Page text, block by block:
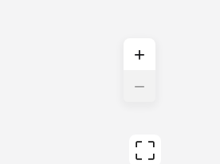
+
−